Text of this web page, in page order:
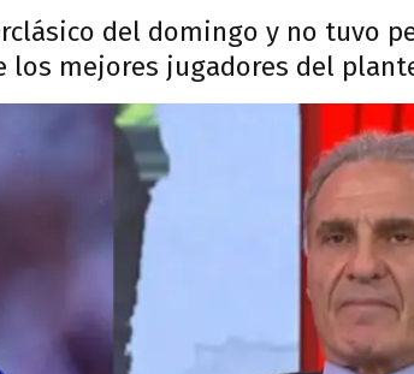
del domingo y no tuvo
los mejores jugadores del